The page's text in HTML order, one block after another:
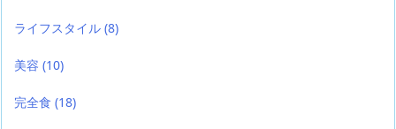
ライフスタイル (8)
美容 (10)
完全食 (18)